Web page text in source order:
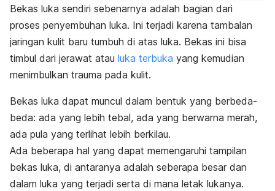
Bekas luka sendiri sebenarnya adalah bagian dari
proses penyembuhan luka. Ini terjadi karena tambalan
jaringan kulit baru tumbuh di atas luka. Bekas ini bisa
timbul dari jerawat atau luka terbuka yang kemudian
menimbulkan trauma pada kulit.
Bekas luka dapat muncul dalam bentuk yang berbeda-
beda: ada yang lebih tebal, ada yang berwarna merah,
ada pula yang terlihat lebih berkilau.
Ada beberapa hal yang dapat memengaruhi tampilan
bekas luka, di antaranya adalah seberapa besar dan
dalam luka yang terjadi serta di mana letak lukanya.